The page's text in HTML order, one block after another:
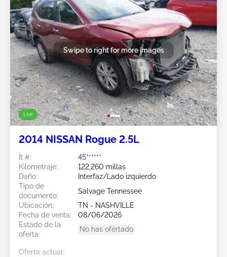
Live
Swipe to right for more images
2014 NISSAN Rogue 2.5L
Ít #:
45******
Kilometraje:
122,260 millas
Daño:
Interfaz/Lado izquierdo
Tipo de
documento:
Salvage Tennessee
Ubicación:
TN - NASHVILLE
Fecha de venta:
08/06/2026
Estado de la
oferta:
No has ofertado
Oferta actual: